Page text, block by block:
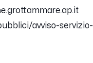
avviso-servizio-